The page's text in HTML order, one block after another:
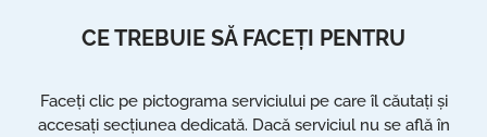
CE TREBUIE SĂ FACEȚI PENTRU
Faceți clic pe pictograma serviciului pe care îl căutați și
accesați secțiunea dedicată. Dacă serviciul nu se află în